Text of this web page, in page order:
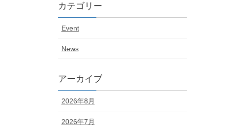
カテゴリー
Event
News
アーカイブ
2026年8月
2026年7月